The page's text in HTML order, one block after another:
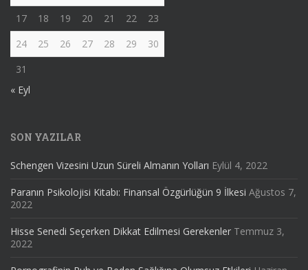
17
18 19 20 21 22
23
24
25 26 27 28 29
30
31
« Eyl
SON YAZILAR
Schengen Vizesini Uzun Süreli Almanın Yolları Eylül 4, 2022
Paranın Psikolojisi Kitabı: Finansal Özgürlüğün 9 İlkesi Ağustos 7,
2022
Hisse Senedi Seçerken Dikkat Edilmesi Gerekenler Temmuz 3,
2022